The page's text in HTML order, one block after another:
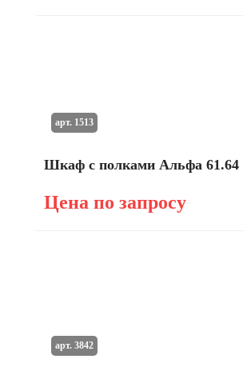
Шкаф с полками Альфа 61.64
Цена по запросу
арт. 1513
арт. 3842